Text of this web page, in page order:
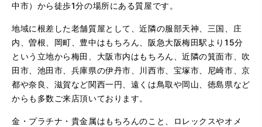
中市）から徒歩1分の場所にある質屋です。
地域に根差した老舗質屋として、近隣の服部天神、三国、庄
内、曽根、岡町、豊中はもちろん、阪急大阪梅田駅より15分
という立地から梅田、大阪市内はもちろん、近隣の箕面市、吹
田市、池田市、兵庫県の伊丹市、川西市、宝塚市、尼崎市、京
都や奈良、滋賀など関西一円、遠くは鳥取や岡山、徳島県など
からも多数ご来店頂いております。
金・プラチナ・貴金属はもちろんのこと、ロレックスやオメ